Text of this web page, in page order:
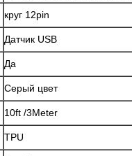
круг 12pin
Датчик USB
Да
Серый цвет
10ft /3Meter
TPU